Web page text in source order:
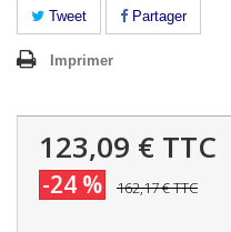
Tweet Partager
Imprimer
123,09 € TTC
-24 % 162,17 €TTC